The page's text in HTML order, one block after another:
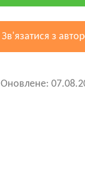
Зв'язатися з
Оновлене: